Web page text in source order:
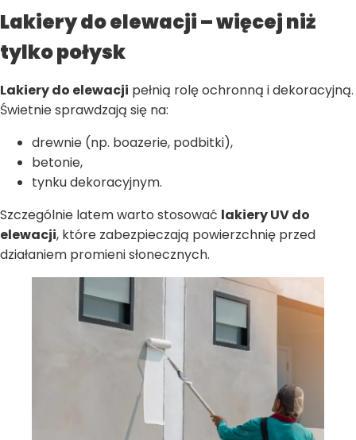
Lakiery do elewacji – więcej niż
tylko połysk
Lakiery do elewacji pełnią rolę ochronną i dekoracyjną.
Świetnie sprawdzają się na:
drewnie (np. boazerie, podbitki),
betonie,
tynku dekoracyjnym.
Szczególnie latem warto stosować lakiery UV do
elewacji, które zabezpieczają powierzchnię przed
działaniem promieni słonecznych.